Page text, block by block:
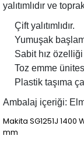
yalıtımlıdır ve
Çift yalıtımlıdır.
Yumuşak
Sabit hız özelliği
Toz emme
Plastik taşıma
Ambalaj içeriği:
Makita SG1251J
mm